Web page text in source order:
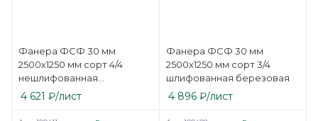
Фанера ФСФ 30 мм
2500х1250 мм сорт 4/4
нешлифованная
березовая
4 621 ₽/лист
Фанера ФСФ 30 мм
2500х1250 мм сорт 3/4
шлифованная березовая
4 896₽/лист